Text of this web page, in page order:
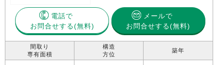
電話で
お問合せする
メールで
お問合せする(無料)
間取り
専有面積
構造
方位
築年